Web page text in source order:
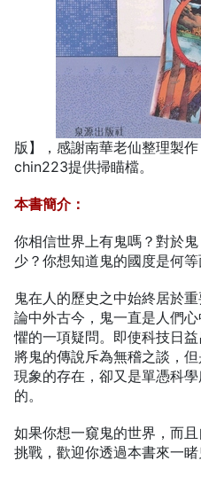
版】，感謝南華老仙整理製
chin223提供掃瞄檔。
本書簡介：
你相信世界上有鬼嗎？對於
少？你想知道鬼的國度是何等
鬼在人的歷史之中始終居於
論中外古今，鬼一直是人們
懼的一項疑問。即使科技日
將鬼的傳說斥為無稽之談，
現象的存在，卻又是單憑科
的。
如果你想一窺鬼的世界，而
挑戰，歡迎你透過本書來一睹